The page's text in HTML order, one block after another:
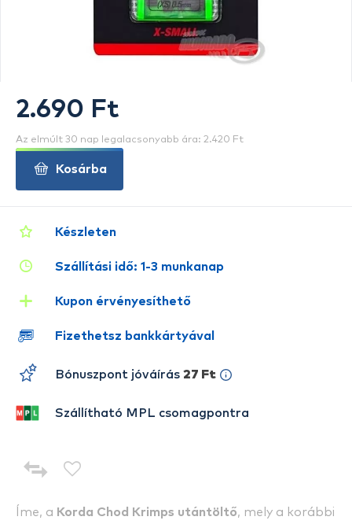
Íme, a Korda Chod Krimps utántöltő, mely a korábbi
Készleten
Szállítási idő: 1-3 munkanap
Kupon érvényesíthető
Fizethetsz bankkártyával
Bónuszpont jóváírás 27 Ft
Szállítható MPL csomagpontra
2.690 Ft
Az elmúlt 30 nap legalacsonyabb ára: 2.420 Ft
Kosárba